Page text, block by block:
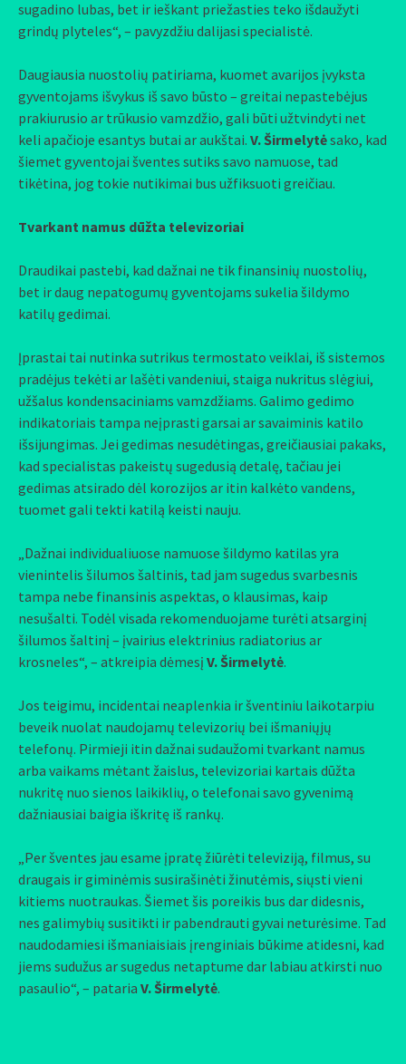
sugadino lubas, bet ir ieškant priežasties teko išdaužyti
grindų plyteles“, – pavyzdžiu dalijasi specialistė.
Daugiausia nuostolių patiriama, kuomet avarijos įvyksta
gyventojams išvykus iš savo būsto – greitai nepastebėjus
prakiurusio ar trūkusio vamzdžio, gali būti užtvindyti net
keli apačioje esantys butai ar aukštai. V. Širmelytėsako, kad
šiemet gyventojai šventes sutiks savo namuose, tad
tikėtina, jog tokie nutikimai bus užfiksuoti greičiau.
Tvarkant namus dūžta televizoriai
Draudikai pastebi, kad dažnai ne tik finansinių nuostolių,
bet ir daug nepatogumų gyventojams sukelia šildymo
katilų gedimai.
Įprastai tai nutinka sutrikus termostato veiklai, iš sistemos
pradėjus tekėti ar lašėti vandeniui, staiga nukritus slėgiui,
užšalus kondensaciniams vamzdžiams. Galimo gedimo
indikatoriais tampa neįprasti garsai ar savaiminis katilo
išsijungimas. Jei gedimas nesudėtingas, greičiausiai pakaks,
kad specialistas pakeistų sugedusią detalę, tačiau jei
gedimas atsirado dėl korozijos ar itin kalkėto vandens,
tuomet gali tekti katilą keisti nauju.
„Dažnai individualiuose namuose šildymo katilas yra
vienintelis šilumos šaltinis, tad jam sugedus svarbesnis
tampa nebe finansinis aspektas, o klausimas, kaip
nesušalti. Todėl visada rekomenduojame turėti atsarginį
šilumos šaltinį – įvairius elektrinius radiatorius ar
krosneles“, – atkreipia dėmesį V. Širmelytė.
Jos teigimu, incidentai neaplenkia ir šventiniu laikotarpiu
beveik nuolat naudojamų televizorių bei išmaniųjų
telefonų. Pirmieji itin dažnai sudaužomi tvarkant namus
arba vaikams mėtant žaislus, televizoriai kartais dūžta
nukritę nuo sienos laikiklių, o telefonai savo gyvenimą
dažniausiai baigia iškritę iš rankų.
„Per šventes jau esame įpratę žiūrėti televiziją, filmus, su
draugais ir giminėmis susirašinėti žinutėmis, siųsti vieni
kitiems nuotraukas. Šiemet šis poreikis bus dar didesnis,
nes galimybių susitikti ir pabendrauti gyvai neturėsime. Tad
naudodamiesi išmaniaisiais įrenginiais būkime atidesni, kad
jiems sudužus ar sugedus netaptume dar labiau atkirsti nuo
pasaulio“, – pataria V. Širmelytė.